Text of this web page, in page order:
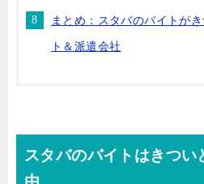
まとめ：スタバのバイトが
ト＆派遣会社
スタバのバイトはきつい